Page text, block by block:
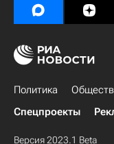
Политика
Спецпроекты
Версия 2023.1 Beta